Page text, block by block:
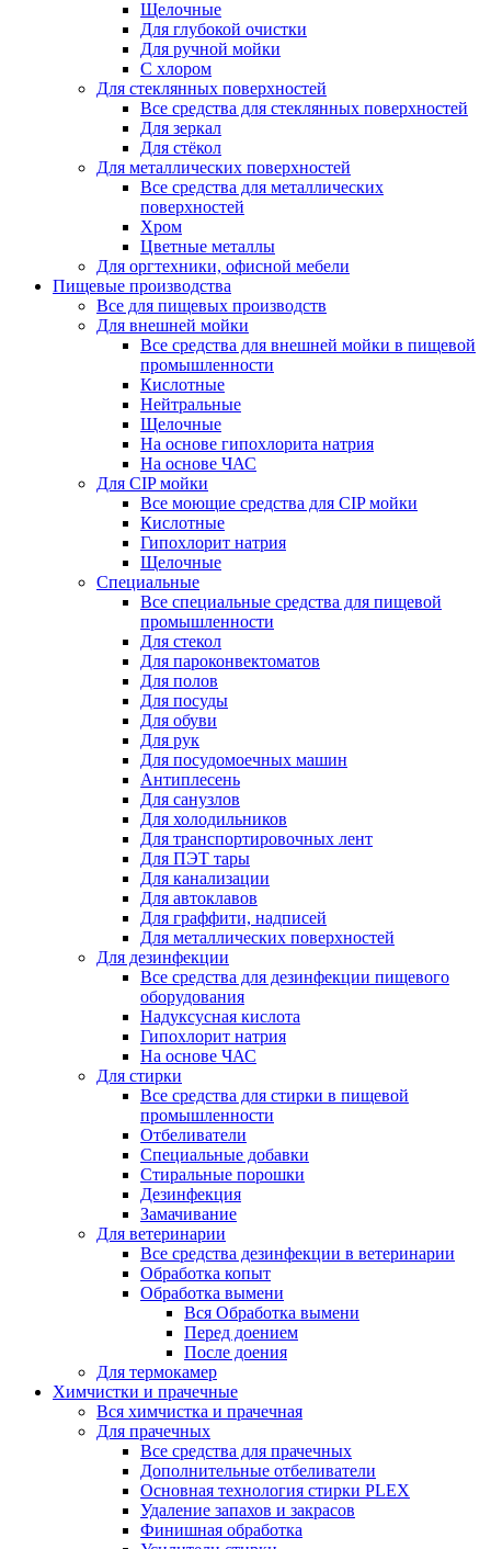
Щелочные
Для глубокой очистки
Для ручной мойки
С хлором
Для стеклянных поверхностей
Все средства для стеклянных поверхностей
Для зеркал
Для стёкол
Для металлических поверхностей
Все средства для металлических
поверхностей
Хром
Цветные металлы
Для оргтехники, офисной мебели
Пищевые производства
Все для пищевых производств
Для внешней мойки
Все средства для внешней мойки в пищевой
промышленности
Кислотные
Нейтральные
Щелочные
На основе гипохлорита натрия
На основе ЧАС
Для CIP мойки
Все моющие средства для CIP мойки
Кислотные
Гипохлорит натрия
Щелочные
Специальные
Все специальные средства для пищевой
промышленности
Для стекол
Для пароконвектоматов
Для полов
Для посуды
Для обуви
Для рук
Для посудомоечных машин
Антиплесень
Для санузлов
Для холодильников
Для транспортировочных лент
Для ПЭТ тары
Для канализации
Для автоклавов
Для граффити, надписей
Для металлических поверхностей
Для дезинфекции
Все средства для дезинфекции пищевого
оборудования
Надуксусная кислота
Гипохлорит натрия
На основе ЧАС
Для стирки
Все средства для стирки в пищевой
промышленности
Отбеливатели
Специальные добавки
Стиральные порошки
Дезинфекция
Замачивание
Для ветеринарии
Все средства дезинфекции в ветеринарии
Обработка копыт
Обработка вымени
Вся Обработка вымени
Перед доением
После доения
Для термокамер
Химчистки и прачечные
Вся химчистка и прачечная
Для прачечных
Все средства для прачечных
Дополнительные отбеливатели
Основная технология стирки PLEX
Удаление запахов и закрасов
Финишная обработка